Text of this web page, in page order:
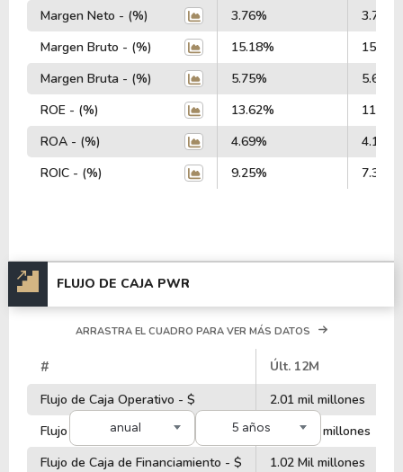
Margen Neto - (%)
3.76%
3.71%
Margen Bruto - (%)
15.18%
Margen Bruta - (%)
5.75%
5.61%
ROE - (%)
13.62%
ROA - (%)
4.69%
4.13%
ROIC - (%)
9.25% 7.38%
FLUJO DE CAJA PWR
anual 5 años
ARRASTRA EL CUADRO PARA VER MÁS DATOS
# Últ. 12M
Flujo de Caja Operativo - $
2.01 mil millones
Flujo de Caja de Inversiones - $
-4.21 mil millones
Flujo de Caja de Financiamiento - $
1.02 Mil millones